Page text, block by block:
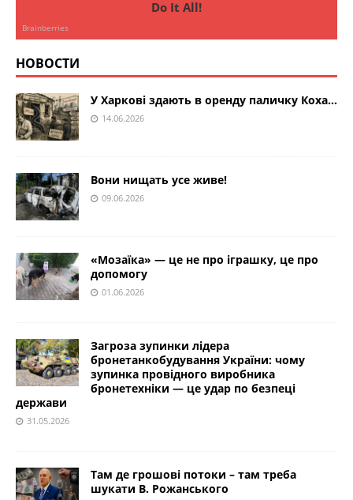
НОВОСТИ
У Харкові здають в оренду паличку Коха…
14.06.2026
Вони нищать усе живе!
09.06.2026
«Мозаїка» — це не про іграшку, це про
допомогу
01.06.2026
Загроза зупинки лідера
бронетанкобудування України: чому
зупинка провідного виробника
бронетехніки — це удар по безпеці
держави
31.05.2026
Там де грошові потоки – там треба
шукати В. Рожанського